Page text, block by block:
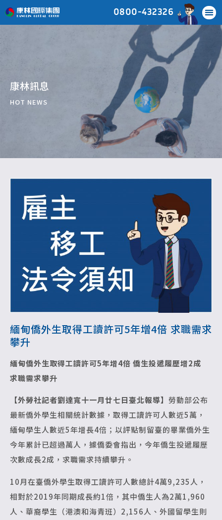
0800-432326
康林訊息
HOT NEWS
緬甸僑外生取得工讀許可5年增4倍 求職需求
攀升
緬甸僑外生取得工讀許可5年增4倍 僑生投遞履歷增2成
求職需求攀升
【外勞社記者劉達寬十一月廿七日臺北報導】 勞動部公布
最新僑外學生相關統計數據，取得工讀許可人數近5萬，
緬甸學生人數近5年增長4倍；以評點制留臺的畢業僑外生
今年累計已超過萬人，據僑委會指出，今年僑生投遞履歷
次數成長2成，求職需求持續攀升。
10月在臺僑外學生取得工讀許可人數總計4萬9,235人，
相對於2019年同期成長約1倍，其中僑生人為2萬1,960
人、華裔學生（港澳和海青班）2,156人、外國留學生則